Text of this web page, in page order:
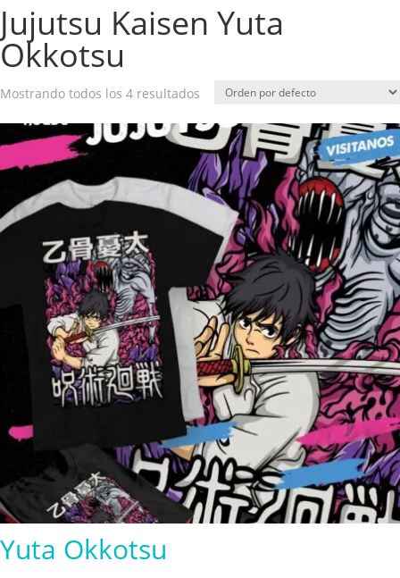
Jujutsu Kaisen Yuta
Okkotsu
Mostrando todos los 4 resultados
Yuta Okkotsu